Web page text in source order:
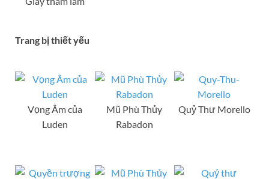
Trang bị thiết yếu
Vọng Âm của
Luden
Mũ Phù Thủy
Rabadon
Quỷ Thư Morello